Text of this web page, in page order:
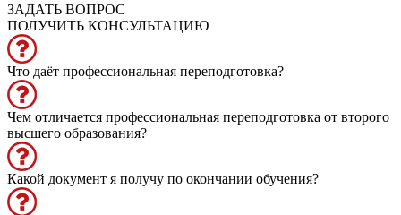
ЗАДАТЬ ВОПРОС
ПОЛУЧИТЬ КОНСУЛЬТАЦИЮ
Что даёт профессиональная переподготовка?
Чем отличается профессиональная переподготовка от второго
высшего образования?
Какой документ я получу по окончании обучения?